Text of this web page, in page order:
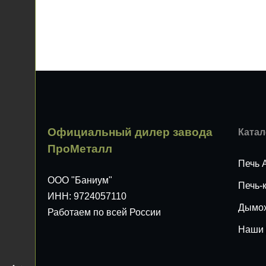
Официальный дилер завода
ПроМеталл
ООО "Баниум"
ИНН: 9724057110
Работаем по всей России
Печь
Печь-
Наши